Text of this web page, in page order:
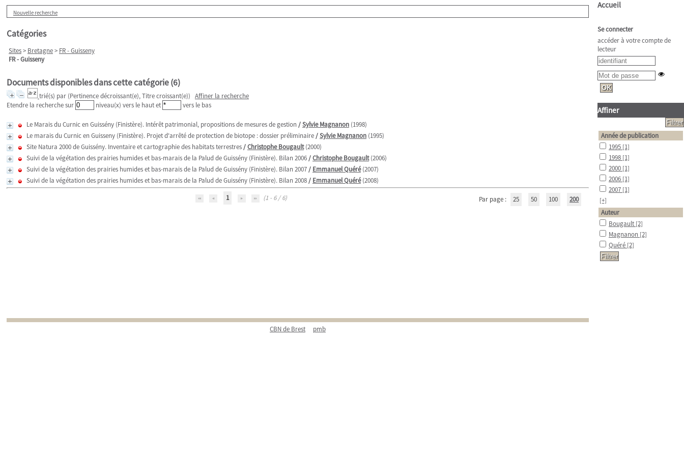
Nouvelle recherche
Catégories
Sites> Bretagne> FR - Guisseny
FR - Guisseny
Documents disponibles dans cette catégorie (6)
trié(s) par (Pertinence décroissant(e), Titre croissant(e)) Affiner la recherche
Etendre la recherche sur
niveau(x) vers le haut et vers le bas
Le Marais du Curnic en Guissény (Finistère). Intérêt patrimonial, propositions de mesures de gestion /Sylvie Magnanon (1998)
Le marais du Curnic en Guisseny (Finistère). Projet d'arrêté de protection de biotope : dossier préliminaire/Sylvie Magnanon (1995)
Site Natura 2000 de Guissény. Inventaire et cartographie des habitats terrestres/Christophe Bougault(2000)
Suivi de la végétation des prairies humides et bas-marais de la Palud de Guissény (Finistère). Bilan 2006/Christophe Bougault(2006)
Suivi de la végétation des prairies humides et bas-marais de la Palud de Guissény (Finistère). Bilan 2007/ Emmanuel Quéré(2007)
Suivi de la végétation des prairies humides et bas-marais de la Palud de Guissény (Finistère). Bilan 2008/ Emmanuel Quéré(2008)
1
(1 - 6 / 6) Par page : 25 50 100 200
CBN de Brest pmb
Accueil
Se connecter
accéder à votre compte de
lecteur
Affiner
Année de publication
1995 [1]
1998 [1]
2000 [1]
2006 [1]
2007 [1]
[+]
Auteur
Bougault [2]
Magnanon [2]
Quéré [2]